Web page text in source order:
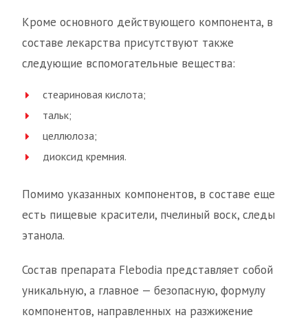
Кроме основного действующего компонента, в
составе лекарства присутствуют также
следующие вспомогательные вещества:
стеариновая кислота;
тальк;
целлюлоза;
диоксид кремния.
Помимо указанных компонентов, в составе еще
есть пищевые красители, пчелиный воск, следы
этанола.
Состав препарата Flebodia представляет собой
уникальную, а главное — безопасную, формулу
компонентов, направленных на разжижение